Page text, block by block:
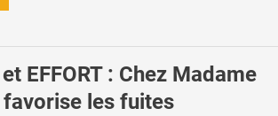
EFFORT : Chez Madame
favorise les fuites